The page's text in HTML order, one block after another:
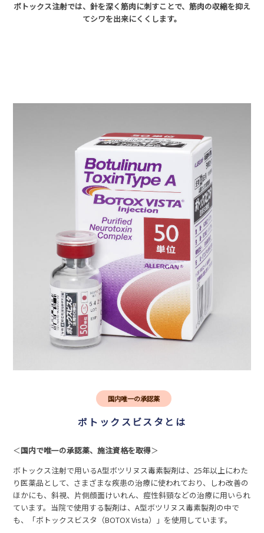
ボトックス注射では、針を深く筋肉に刺すことで、筋肉の収縮を抑え
てシワを出来にくくします。
ボトックスビスタとは
国内唯一の承認薬
＜国内で唯一の承認薬、施注資格を取得＞
ボトックス注射で用いるA型ボツリヌス毒素製剤は、25年以上にわた
り医薬品として、さまざまな疾患の治療に使われており、しわ改善の
ほかにも、斜視、片側顔面けいれん、痙性斜頸などの治療に用いられ
ています。当院で使用する製剤は、A型ボツリヌス毒素製剤の中で
も、「ボトックスビスタ（BOTOX Vista）」を使用しています。